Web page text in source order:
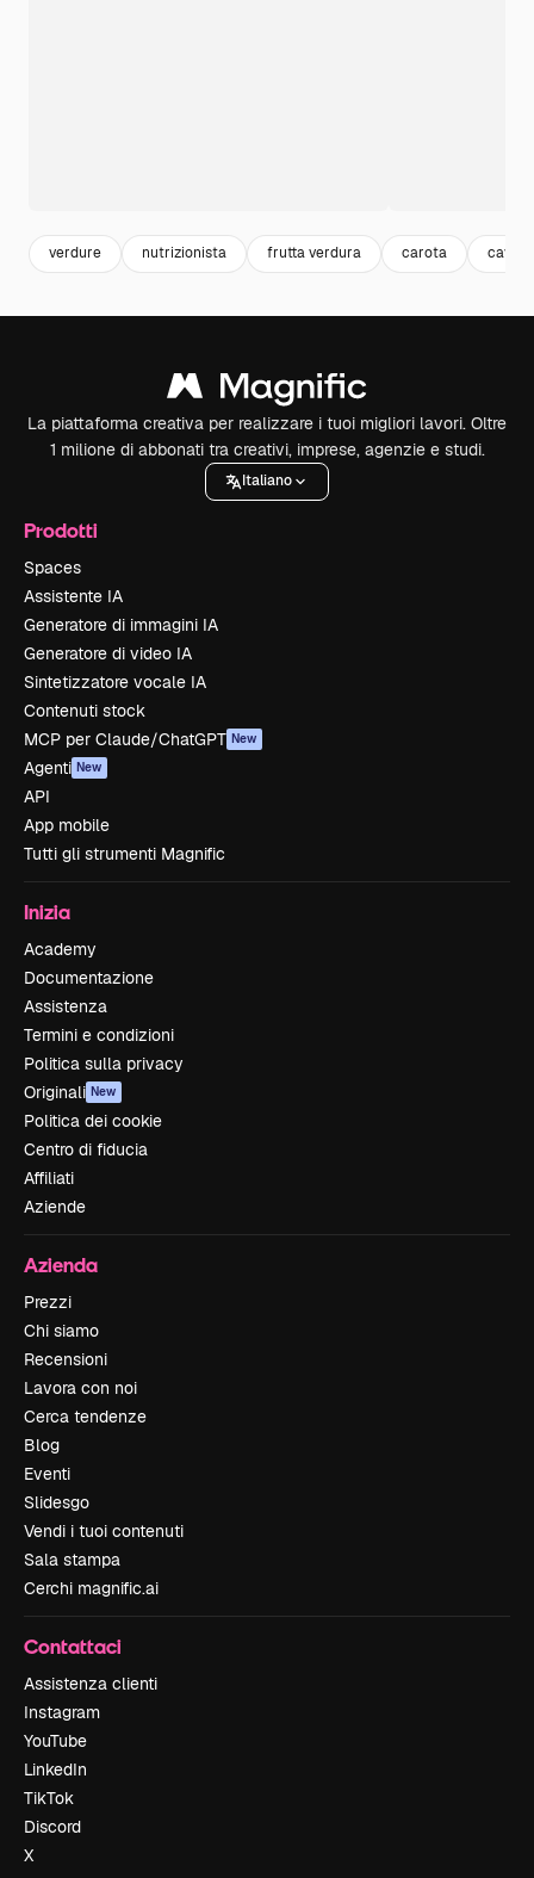
verdure nutrizionista frutta verdura carota cavolo
La piattaforma creativa per realizzare i tuoi migliori lavori. Oltre
1 milione di abbonati tra creativi, imprese, agenzie e studi.
Italiano
Prodotti
Spaces
Assistente IA
Generatore di immagini IA
Generatore di video IA
Sintetizzatore vocale IA
Contenuti stock
MCP per Claude/ChatGPT New
Agenti New
API
App mobile
Tutti gli strumenti Magnific
Inizia
Academy
Documentazione
Assistenza
Termini e condizioni
Politica sulla privacy
Originali New
Politica dei cookie
Centro di fiducia
Affiliati
Aziende
Azienda
Prezzi
Chi siamo
Recensioni
Lavora con noi
Cerca tendenze
Blog
Eventi
Slidesgo
Vendi i tuoi contenuti
Sala stampa
Cerchi magnific.ai
Contattaci
Assistenza clienti
Instagram
YouTube
LinkedIn
TikTok
Discord
X